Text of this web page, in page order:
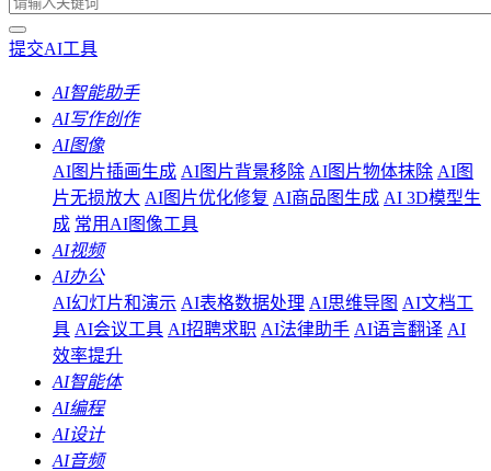
提交AI工具
AI智能助手
AI写作创作
AI图像
AI图片插画生成 AI图片背景移除 AI图片物体抹除 AI图
片无损放大 AI图片优化修复 AI商品图生成 AI 3D模型生
成 常用AI图像工具
AI视频
AI办公
AI幻灯片和演示 AI表格数据处理 AI思维导图 AI文档工
具 AI会议工具 AI招聘求职 AI法律助手 AI语言翻译 AI
效率提升
AI智能体
AI编程
AI设计
AI音频